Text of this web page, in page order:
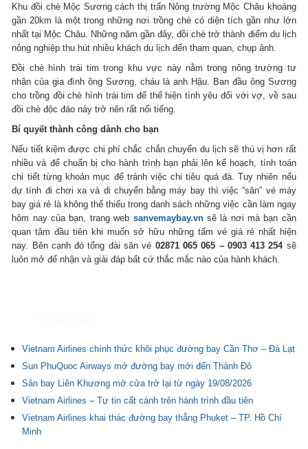
Khu đồi chè Mộc Sương cách thị trấn Nông trường Mộc Châu khoảng
gần 20km là một trong những nơi trồng chè có diện tích gần như lớn
nhất tại Mộc Châu. Những năm gần đây, đồi chè trở thành điểm du lịch
nông nghiệp thu hút nhiều khách du lịch đến tham quan, chụp ảnh.
Đồi chè hình trái tim trong khu vực này nằm trong nông trường tư
nhân của gia đình ông Sương, cháu là anh Hậu. Ban đầu ông Sương
cho trồng đồi chè hình trái tim để thể hiện tình yêu đối với vợ, về sau
đồi chè độc đáo này trở nên rất nổi tiếng.
Bí quyết thành công dành cho bạn
Nếu tiết kiệm được chi phí chắc chắn chuyến du lịch sẽ thú vị hơn rất
nhiều và để chuẩn bị cho hành trình bạn phải lên kế hoạch, tính toán
chi tiết từng khoản mục để tránh việc chi tiêu quá đà. Tuy nhiên nếu
dự tính đi chơi xa và di chuyển bằng máy bay thì việc “săn” vé máy
bay giá rẻ là không thể thiếu trong danh sách những việc cần làm ngay
hôm nay của bạn, trang web sanvemaybay.vnsẽ là nơi mà bạn cần
quan tâm đầu tiên khi muốn sở hữu những tấm vé giá rẻ nhất hiện
nay. Bên cạnh đó tổng đài săn vé 02871 065 065 – 0903 413 254sẽ
luôn mở để nhận và giải đáp bất cứ thắc mắc nào của hành khách.
Vietnam Airlines chính thức khôi phục đường bay Cần Thơ – Đà Lạt
Sun PhuQuoc Airways mở đường bay mới đến Thành Đô
Sân bay Liên Khương mở cửa trở lại từ ngày 19/08/2026
Vietnam Airlines – Tự tin cất cánh trên hành trình đầu tiên
Vietnam Airlines khai thác đường bay thẳng Phuket – TP. Hồ Chí
Minh